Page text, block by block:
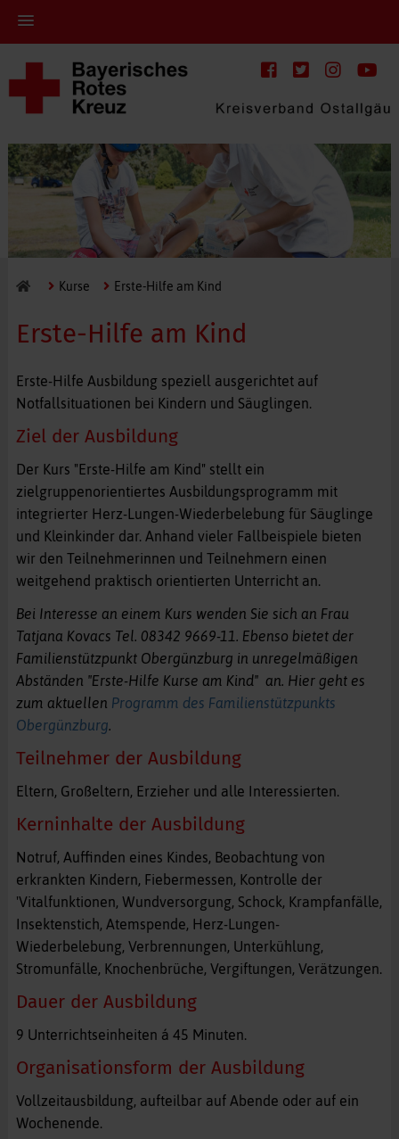
Kurse Erste-Hilfe am Kind
Erste-Hilfe am Kind
Erste-Hilfe Ausbildung speziell ausgerichtet auf
Notfallsituationen bei Kindern und Säuglingen.
Ziel der Ausbildung
Der Kurs "Erste-Hilfe am Kind" stellt ein
zielgruppenorientiertes Ausbildungsprogramm mit
integrierter Herz-Lungen-Wiederbelebung für Säuglinge
und Kleinkinder dar. Anhand vieler Fallbeispiele bieten
wir den Teilnehmerinnen und Teilnehmern einen
weitgehend praktisch orientierten Unterricht an.
Bei Interesse an einem Kurs wenden Sie sich an Frau
Tatjana Kovacs Tel. 08342 9669-11. Ebenso bietet der
Familienstützpunkt Obergünzburg in unregelmäßigen
Abständen "Erste-Hilfe Kurse am Kind" an. Hier geht es
zum aktuellen Programm des Familienstützpunkts
Obergünzburg
Teilnehmer der Ausbildung
Eltern, Großeltern, Erzieher und alle Interessierten.
Kerninhalte der Ausbildung
Notruf, Auffinden eines Kindes, Beobachtung von
erkrankten Kindern, Fiebermessen, Kontrolle der
'Vitalfunktionen, Wundversorgung, Schock, Krampfanfälle,
Insektenstich, Atemspende, Herz-Lungen-
Wiederbelebung, Verbrennungen, Unterkühlung,
Stromunfälle, Knochenbrüche, Vergiftungen, Verätzungen.
Dauer der Ausbildung
9 Unterrichtseinheiten á 45 Minuten.
Organisationsform der Ausbildung
Vollzeitausbildung, aufteilbar auf Abende oder auf ein
Wochenende.